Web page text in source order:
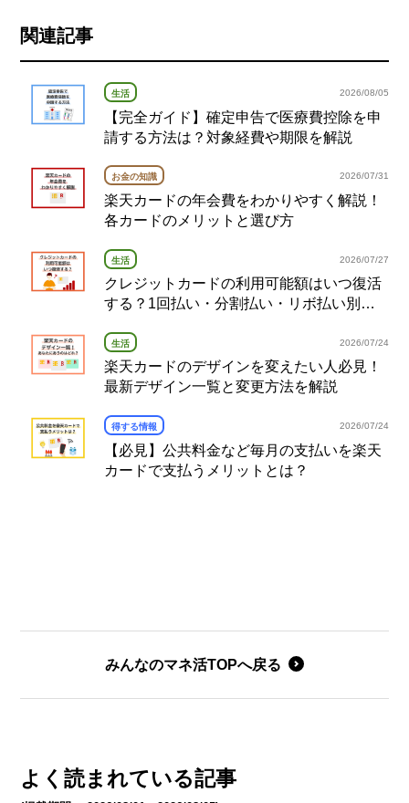
関連記事
生活 2026/08/05
【完全ガイド】確定申告で医療費控除を申
請する方法は？対象経費や期限を解説
お金の知識 2026/07/31
楽天カードの年会費をわかりやすく解説！
各カードのメリットと選び方
生活 2026/07/27
クレジットカードの利用可能額はいつ復活
する？1回払い・分割払い・リボ払い別の
生活 2026/07/24
楽天カードのデザインを変えたい人必見！
最新デザイン一覧と変更方法を解説
得する情報 2026/07/24
【必見】公共料金など毎月の支払いを楽天
カードで支払うメリットとは？
みんなのマネ活TOPへ戻る
よく読まれている記事